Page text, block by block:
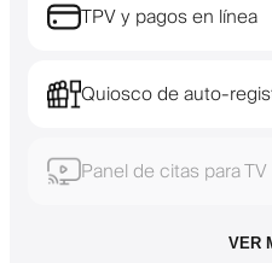
TPV y pagos en línea
Quiosco de auto-
Panel de citas para TV
VER